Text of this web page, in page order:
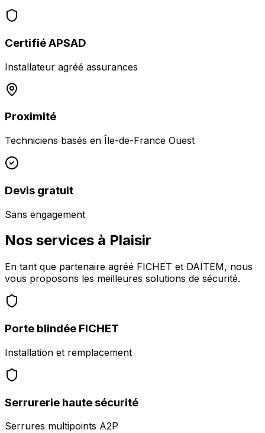
Certifié APSAD
Installateur agréé assurances
Proximité
Techniciens basés en Île-de-France Ouest
Devis gratuit
Sans engagement
Nos services à Plaisir
En tant que partenaire agréé FICHET et DAITEM, nous
vous proposons les meilleures solutions de sécurité.
Porte blindée FICHET
Installation et remplacement
Serrurerie haute sécurité
Serrures multipoints A2P